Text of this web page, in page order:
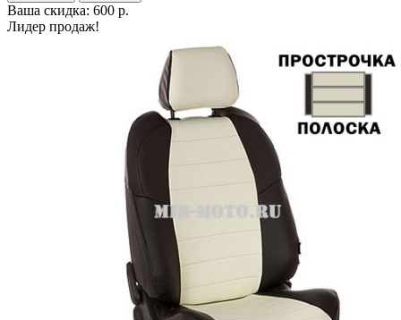
Ваша скидка: 600 р.
Лидер продаж!